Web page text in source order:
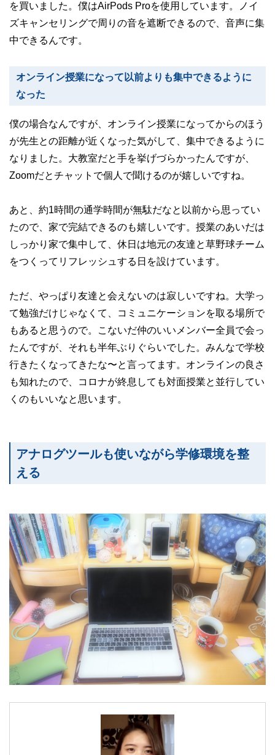
を買いました。僕はAirPods Proを使用しています。ノイ
ズキャンセリングで周りの音を遮断できるので、音声に集
中できるんです。
オンライン授業になって以前よりも集中できるように
なった
僕の場合なんですが、オンライン授業になってからのほう
が先生との距離が近くなった気がして、集中できるように
なりました。大教室だと手を挙げづらかったんですが、
Zoomだとチャットで個人で聞けるのが嬉しいですね。
あと、約1時間の通学時間が無駄だなと以前から思ってい
たので、家で完結できるのも嬉しいです。授業のあいだは
しっかり家で集中して、休日は地元の友達と草野球チーム
をつくってリフレッシュする日を設けています。
ただ、やっぱり友達と会えないのは寂しいですね。大学っ
て勉強だけじゃなくて、コミュニケーションを取る場所で
もあると思うので。こないだ仲のいいメンバー全員で会っ
たんですが、それも半年ぶりぐらいでした。みんなで学校
行きたくなってきたな〜と言ってます。オンラインの良さ
も知れたので、コロナが終息しても対面授業と並行してい
くのもいいなと思います。
アナログツールも使いながら学修環境を整
える